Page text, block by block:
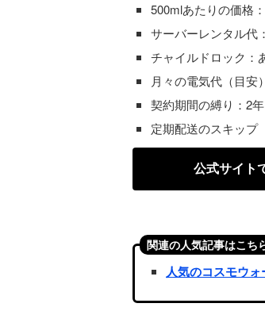
500mlあたりの価格
サーバーレンタル代
チャイルドロック：
月々の電気代（目安
契約期間の縛り：2
定期配送のスキップ
公式サイト
関連の人気記事はこち
人気のコスモウ